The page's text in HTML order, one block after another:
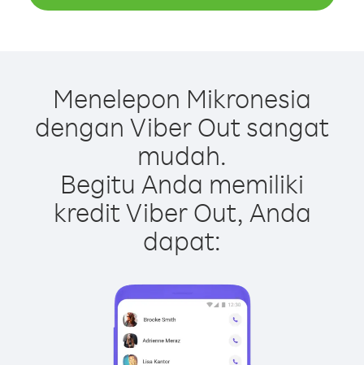
Menelepon Mikronesia
dengan Viber Out sangat
mudah.
Begitu Anda memiliki
kredit Viber Out, Anda
dapat: